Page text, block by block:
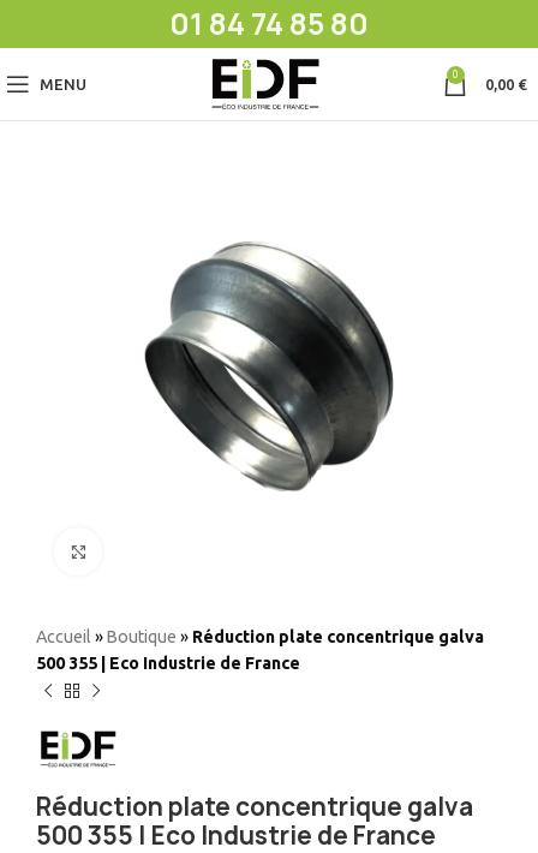
01 84 74 85 80
MENU
0
0,00 €
Accueil »Boutique » Réduction plate concentrique galva
500 355 | Eco Industrie de France
Réduction plate concentrique galva
500 355 | Eco Industrie de France